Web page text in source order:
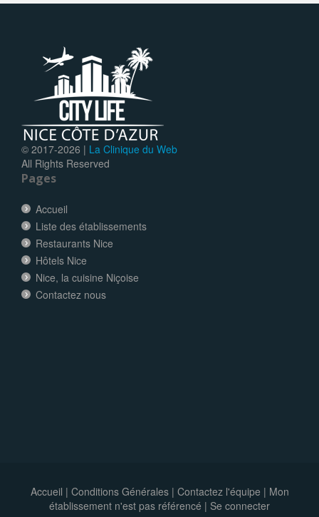
© 2017-2026 | La Clinique du Web
All Rights Reserved
Pages
Accueil
Liste des établissements
Restaurants Nice
Hôtels Nice
Nice, la cuisine Niçoise
Contactez nous
Accueil | Conditions Générales| Contactez l'équipe | Mon
établissement n'est pas référencé | Se connecter